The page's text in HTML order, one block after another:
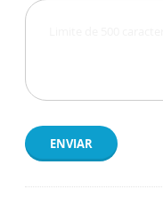
ENVIAR